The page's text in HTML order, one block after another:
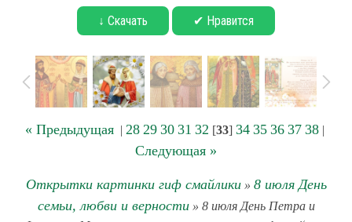
↓ Скачать ✔ Нравится
« Предыдущая| 28 29 30 31 32 [33] 34 35 36 37 38|
Следующая »
Открытки картинки гиф смайлики» 8 июля День
семьи, любви и верности» 8 июля День Петра и